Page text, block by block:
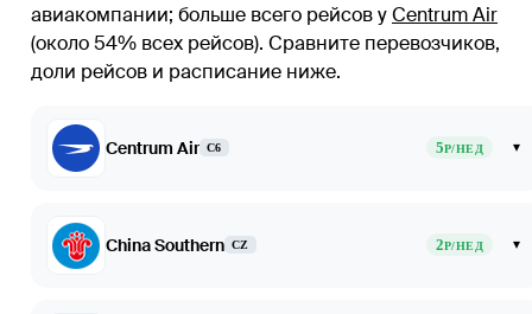
авиакомпании; больше всего рейсов уCentrum Air
(около 54% всех рейсов). Сравните перевозчиков,
доли рейсов и расписание ниже.
Centrum Air C6 5Р/НЕД ▾
China Southern CZ 2Р/НЕД ▾